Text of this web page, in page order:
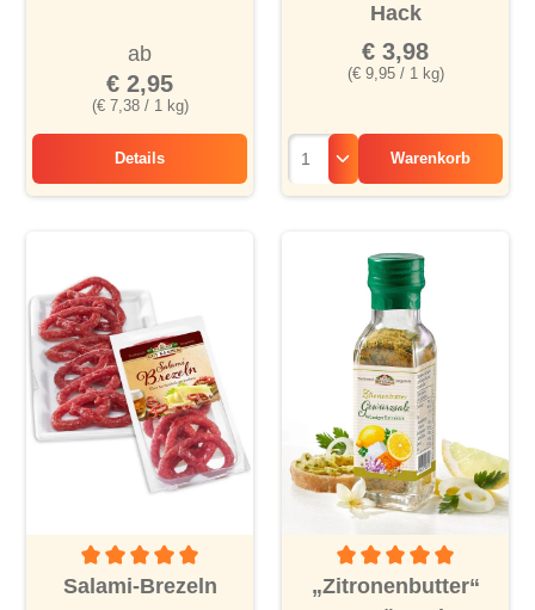
(€ 7,38 / 1 kg)
ab
€ 2,95
Details
Hühnernudeltopf
Hack
(€ 9,95 / 1 kg)
€ 3,98
Warenkorb
Durchschnittliche Bewertung von 5 von 5 Sternen
Salami-Brezeln Durchschnittliche
„Zitronenbutter“